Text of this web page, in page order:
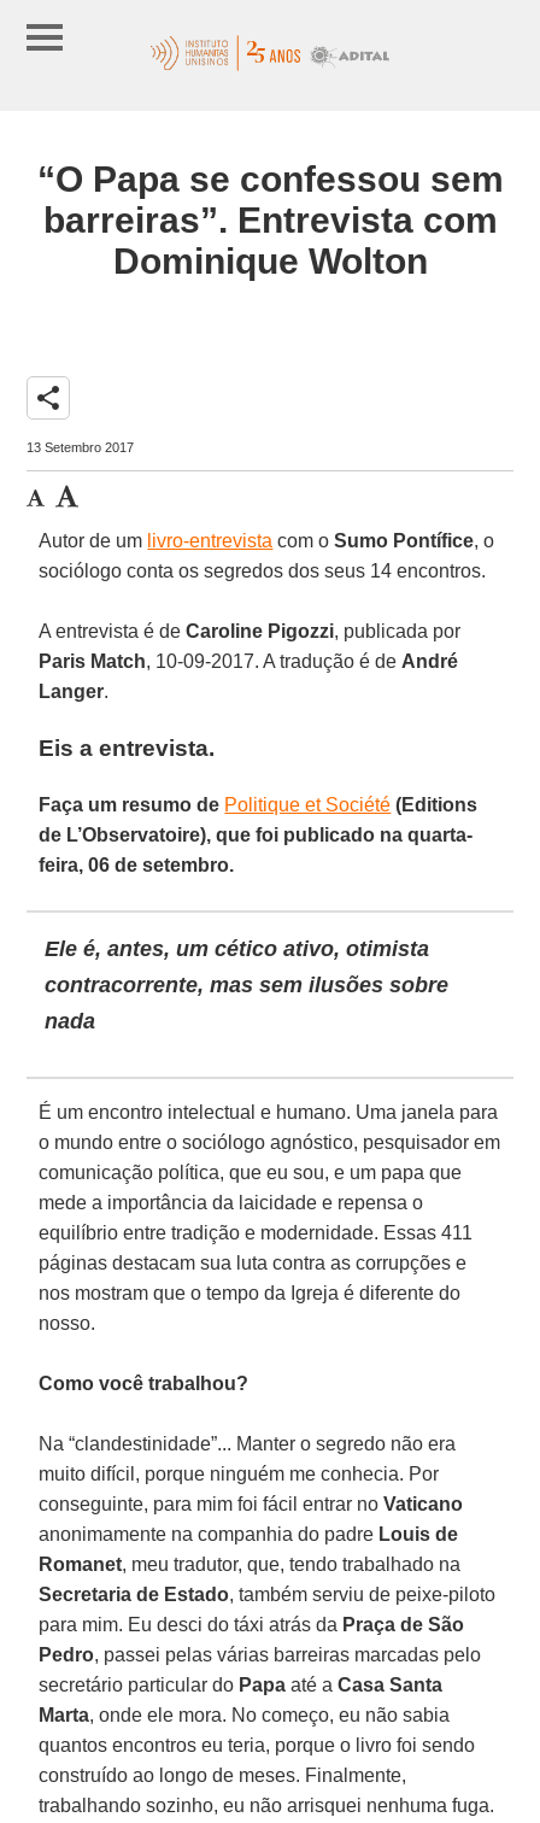
“O Papa se confessou sem
barreiras”. Entrevista com
Dominique Wolton
share
13 Setembro 2017
Autor de um livro-entrevista com oSumo Pontífice, o
sociólogo conta os segredos dos seus 14 encontros.
A entrevista é deCaroline Pigozzi, publicada por
Paris Match, 10-09-2017. A tradução é de André
Langer.
Eis a entrevista.
Faça um resumo de Politique et Société (Editions
de L’Observatoire), que foi publicado na quarta-
feira, 06 de setembro.
Ele é, antes, um cético ativo, otimista
contracorrente, mas sem ilusões sobre
nada
É um encontro intelectual e humano. Uma janela para
o mundo entre o sociólogo agnóstico, pesquisador em
comunicação política, que eu sou, e um papa que
mede a importância da laicidade e repensa o
equilíbrio entre tradição e modernidade. Essas 411
páginas destacam sua luta contra as corrupções e
nos mostram que o tempo da Igreja é diferente do
nosso.
Como você trabalhou?
Na “clandestinidade”... Manter o segredo não era
muito difícil, porque ninguém me conhecia. Por
conseguinte, para mim foi fácil entrar noVaticano
anonimamente na companhia do padre Louis de
Romanet, meu tradutor, que, tendo trabalhado na
Secretaria de Estado, também serviu de peixe-piloto
para mim. Eu desci do táxi atrás da Praça de São
Pedro, passei pelas várias barreiras marcadas pelo
secretário particular do Papa até aCasa Santa
Marta, onde ele mora. No começo, eu não sabia
quantos encontros eu teria, porque o livro foi sendo
construído ao longo de meses. Finalmente,
trabalhando sozinho, eu não arrisquei nenhuma fuga.